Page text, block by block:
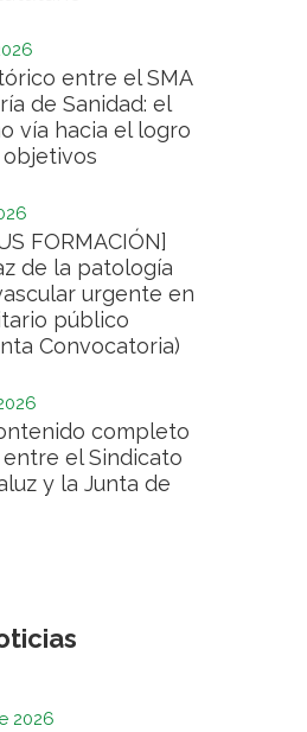
entre el SMA
de Sanidad: el
vía hacia el logro
FORMACIÓN]
de la patología
urgente en
público
Convocatoria)
completo
el Sindicato
y la Junta de
2026